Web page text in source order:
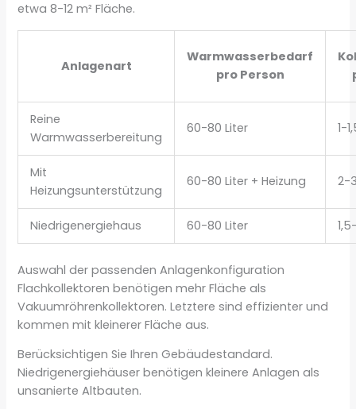
etwa 8-12 m² Fläche.
Anlagenart
Warmwasserbedarf
pro Person
Reine
Warmwasserbereitung
60-80 Liter 1-
Mit
Heizungsunterstützung
60-80 Liter + Heizung 2-
Niedrigenergiehaus 60-80 Liter
Auswahl der passenden Anlagenkonfiguration
Flachkollektoren benötigen mehr Fläche als
Vakuumröhrenkollektoren. Letztere sind effizienter und
kommen mit kleinerer Fläche aus.
Berücksichtigen Sie Ihren Gebäudestandard.
Niedrigenergiehäuser benötigen kleinere Anlagen als
unsanierte Altbauten.